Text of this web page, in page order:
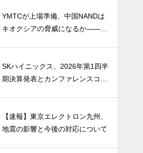
YMTCが上場準備、中国NANDは
キオクシアの脅威になるか――AI
SKハイニックス、2026年第1四半
期決算発表とカンファレンスコー
【速報】東京エレクトロン九州、
地震の影響と今後の対応について